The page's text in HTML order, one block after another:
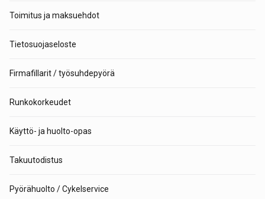
Toimitus ja maksuehdot
Tietosuojaseloste
Firmafillarit / työsuhdepyörä
Runkokorkeudet
Käyttö- ja huolto-opas
Takuutodistus
Pyörähuolto / Cykelservice